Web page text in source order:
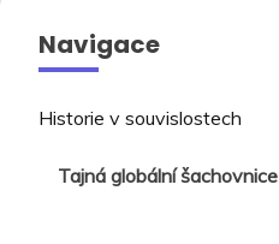
Navigace
Historie v souvislostech
Tajná globální šachovnice